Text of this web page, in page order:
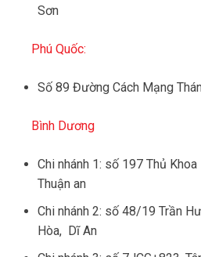
Sơn
Phú Quốc:
Số 89 Đường Cách Mạng
Bình Dương
Chi nhánh 1: số 197 Thủ
Thuận an
Chi nhánh 2: số 48/19 Trần
Hòa, Dĩ An